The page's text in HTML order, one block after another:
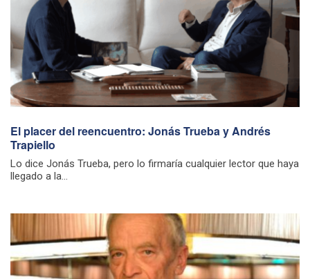
El placer del reencuentro: Jonás Trueba y Andrés
Trapiello
Lo dice Jonás Trueba, pero lo firmaría cualquier lector que haya
llegado a la...